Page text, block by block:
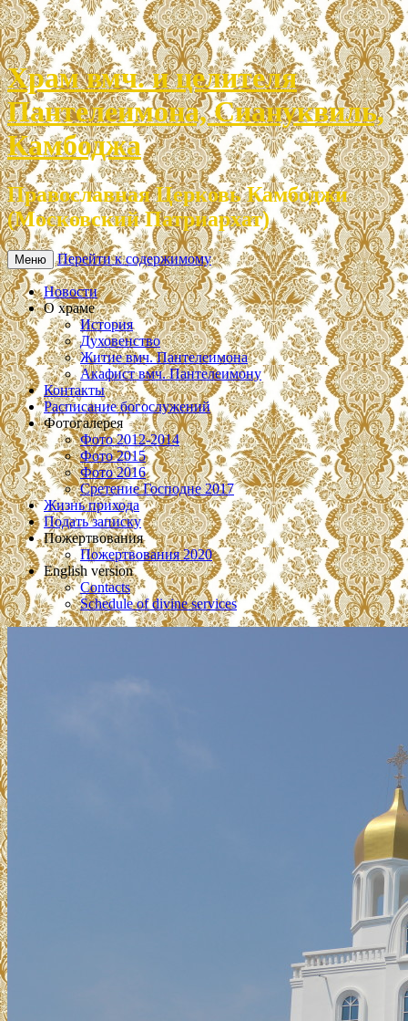
Храм вмч. и целителя
Пантелеимона, Сиануквиль,
Камбоджа
Православная Церковь Камбоджи
(Московский Патриархат)
Меню Перейти к содержимому
Новости
О храме
История
Духовенство
Житие вмч. Пантелеимона
Акафист вмч. Пантелеимону
Контакты
Расписание богослужений
Фотогалерея
Фото 2012-2014
Фото 2015
Фото 2016
Сретение Господне 2017
Жизнь прихода
Подать записку
Пожертвования
Пожертвования 2020
English version
Contacts
Schedule of divine services